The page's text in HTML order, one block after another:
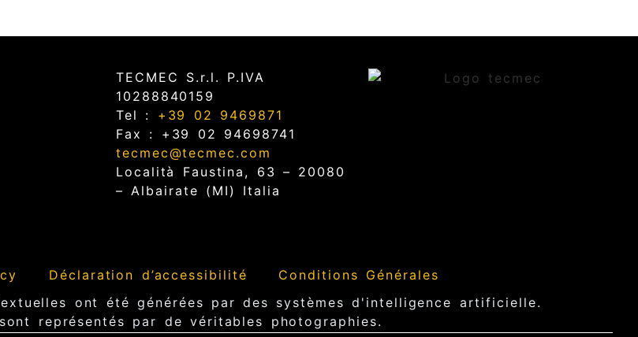
TECMEC S.r.l. P.IVA
10288840159
Tel :
+39 02 9469871
Fax : +39 02 94698741
tecmec@tecmec.com
Località Faustina, 63 – 20080
– Albairate (MI) Italia
Déclaration d’accessibilité
Conditions Générales
ont été générées par des systèmes d'intelligence artificielle.
représentés par de véritables photographies.